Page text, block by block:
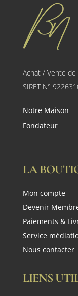
Achat / Vente
SIRET N°
Notre Maison
Fondateur
LA
Mon compte
Devenir
Paiements &
Service
Nous contacter
LIENS